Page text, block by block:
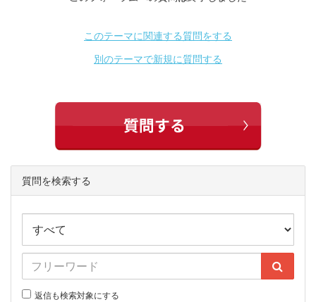
このテーマに関連する質問をする
別のテーマで新規に質問する
質問を検索する
返信も検索対象にする